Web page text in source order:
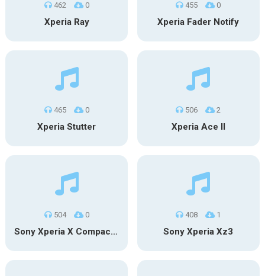
462 0
Xperia Ray
455 0
Xperia Fader Notify
465 0
Xperia Stutter
506 2
Xperia Ace II
504 0
Sony Xperia X Compact – Synth
408 1
Sony Xperia Xz3